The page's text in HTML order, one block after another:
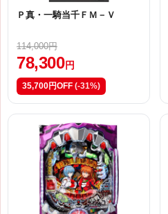
Ｐ真・一騎当千ＦＭ－Ｖ
114,000円
78,300 円
35,700円OFF (-31%)